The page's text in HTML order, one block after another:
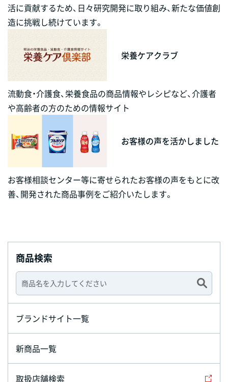
活に貢献するため、日々研究開発に取り組み、新たな価値創
造に挑戦し続けています。
栄養ケアクラブ
流動食・介護食、栄養食品の商品情報やレシピなど、介護者
や高齢者の方のための情報サイト
お客様の声を活かしました
お客様相談センター等に寄せられたお客様の声をもとに改
善、開発された商品事例をご紹介いたします。
商品検索
ブランドサイト一覧
新商品一覧
取扱店舗検索